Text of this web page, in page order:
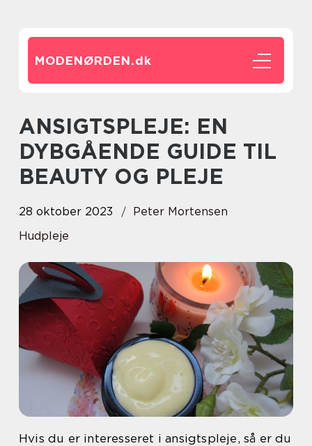
MODENØRDEN.dk
ANSIGTSPLEJE: EN
DYBGÅENDE GUIDE TIL
BEAUTY OG PLEJE
28 oktober 2023
Peter Mortensen
Hudpleje
Hvis du er interesseret i ansigtspleje, så er du